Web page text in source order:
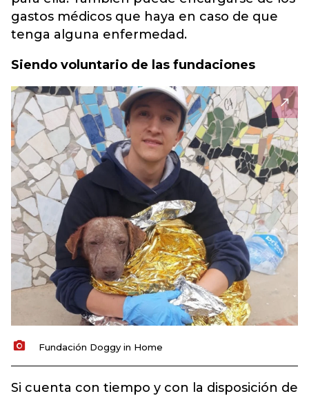
gastos médicos que haya en caso de que
tenga alguna enfermedad.
Siendo voluntario de las fundaciones
Fundación Doggy in Home
Si cuenta con tiempo y con la disposición de